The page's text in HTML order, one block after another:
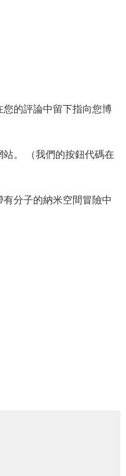
的評論中留下指向您博
。 （我們的按鈕代碼在
分子的納米空間冒險中